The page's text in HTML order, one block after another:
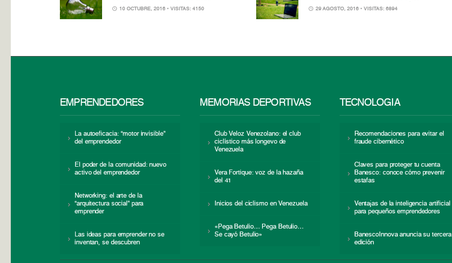
10 OCTUBRE, 2016 • VISITAS: 4150 29 AGOSTO, 2016 • VISITAS: 6894
EMPRENDEDORES
La autoeficacia: “motor invisible”
del emprendedor
El poder de la comunidad: nuevo
activo del emprendedor
Networking: el arte de la
“arquitectura social” para
emprender
Las ideas para emprender no se
inventan, se descubren
MEMORIAS DEPORTIVAS
Club Veloz Venezolano: el club
ciclístico más longevo de
Venezuela
Vera Fortique: voz de la hazaña
del 41
Inicios del ciclismo en Venezuela
«Pega Betulio… Pega Betulio…
Se cayó Betulio»
TECNOLOGÍA
Recomendaciones para evitar el
fraude cibernético
Claves para proteger tu cuenta
Banesco: conoce cómo prevenir
estafas
Ventajas de la inteligencia artificial
para pequeños emprendedores
BanescoInnova anuncia su tercera
edición